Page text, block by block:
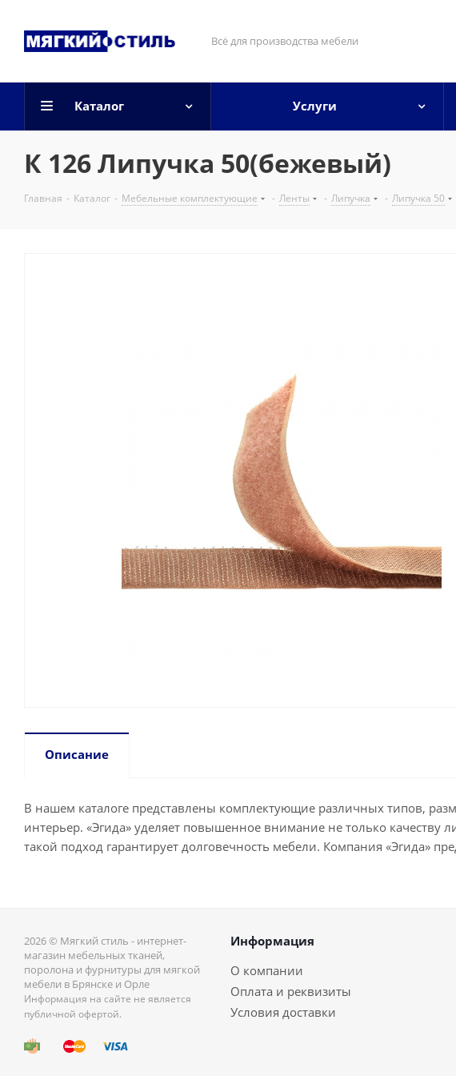
Всё для производства мебели
Каталог Услуги
К 126 Липучка 50(бежевый)
Главная - Каталог - Мебельные комплектующие - Ленты - Липучка - Липучка 50
Описание
В нашем каталоге представлены комплектующие различных типов,
интерьер. «Эгида» уделяет повышенное внимание не только
такой подход гарантирует долговечность мебели. Компания «Эгида»
2026 © Мягкий стиль - интернет-
магазин мебельных тканей,
поролона и фурнитуры для мягкой
мебели в Брянске и Орле
Информация на сайте не является
публичной офертой.
Информация
О компании
Оплата и реквизиты
Условия доставки